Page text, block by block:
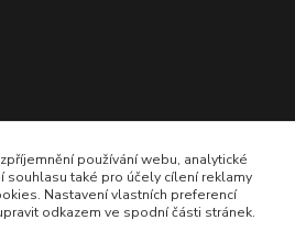
motorkáře
používání webu, analytické
souhlasu také pro účely cílení reklamy
Nastavení vlastních preferencí
odkazem ve spodní části stránek.